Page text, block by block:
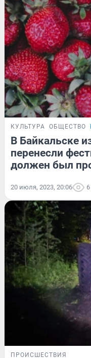
КУЛЬТУРА ОБЩЕСТВО
В Байкальске
перенесли
должен был
20 июля, 2023, 20:06
ПРОИСШЕСТВИЯ